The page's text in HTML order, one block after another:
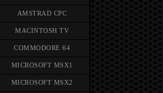
AMSTRAD CPC
MACINTOSH TV
COMMODORE 64
MICROSOFT MSX1
MICROSOFT MSX2